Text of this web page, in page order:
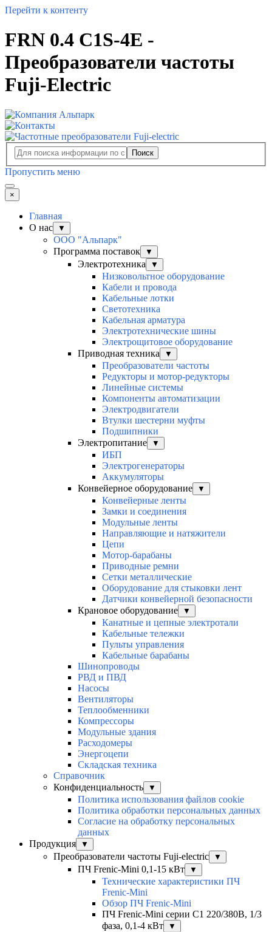
Перейти к контенту
FRN 0.4 C1S-4E -
Преобразователи частоты
Fuji-Electric
Поиск
Пропустить меню
×
Главная
О нас
▼
ООО "Альпарк"
Программа поставок
▼
Электротехника ▼
Низковольтное оборудование
Кабели и провода
Кабельные лотки
Светотехника
Кабельная арматура
Электротехнические шины
Электрощитовое оборудование
Приводная техника
▼
Преобразователи частоты
Редукторы и мотор-редукторы
Линейные системы
Компоненты автоматизации
Электродвигатели
Втулки шестерни муфты
Подшипники
Электропитание
▼
ИБП
Электрогенераторы
Аккумуляторы
Конвейерное оборудование
▼
Конвейерные ленты
Замки и соединения
Модульные ленты
Направляющие и натяжители
Цепи
Мотор-барабаны
Приводные ремни
Сетки металлические
Оборудование для стыковки лент
Датчики конвейерной безопасности
Крановое оборудование
▼
Канатные и цепные электротали
Кабельные тележки
Пульты управления
Кабельные барабаны
Шинопроводы
РВД и ПВД
Насосы
Вентиляторы
Теплообменники
Компрессоры
Модульные здания
Расходомеры
Энергоцепи
Складская техника
Справочник
Конфиденциальность
▼
Политика использования файлов cookie
Политика обработки персональных данных
Согласие на обработку персональных
данных
Продукция
▼
Преобразователи частоты Fuji-electric ▼
ПЧ Frenic-Mini 0,1-15 кВт ▼
Технические характеристики ПЧ
Frenic-Mini
Обзор ПЧ Frenic-Mini
ПЧ Frenic-Mini серии C1 220/380В, 1/3
фаза, 0,1-4 кВт
▼